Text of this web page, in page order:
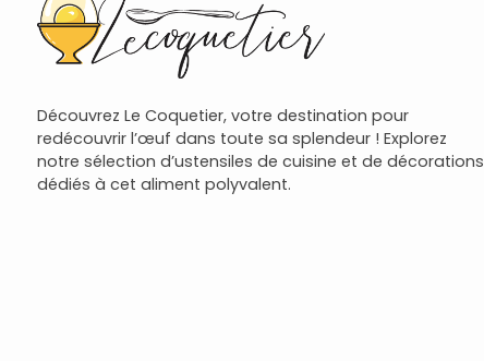
Découvrez Le Coquetier, votre destination pour
redécouvrir l’œuf dans toute sa splendeur ! Explorez
notre sélection d’ustensiles de cuisine et de décorations
dédiés à cet aliment polyvalent.